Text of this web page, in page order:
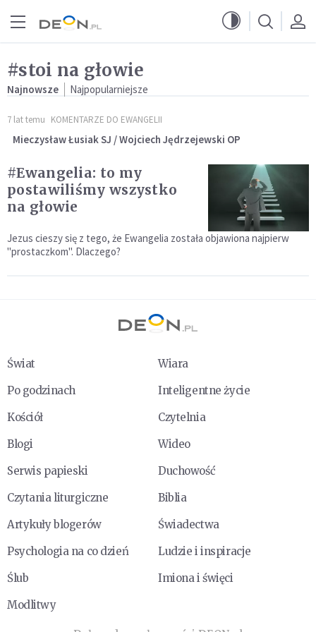
#stoi na głowie
Najnowsze Najpopularniejsze
7 lat temu KOMENTARZE DO EWANGELII
Mieczysław Łusiak SJ / Wojciech Jędrzejewski OP
#Ewangelia: to my
postawiliśmy wszystko
na głowie
Jezus cieszy się z tego, że Ewangelia została objawiona najpierw
"prostaczkom". Dlaczego?
Świat
Wiara
Po godzinach
Inteligentne życie
Kościół
Czytelnia
Blogi
Wideo
Serwis papieski
Duchowość
Czytania liturgiczne
Biblia
Artykuły blogerów
Świadectwa
Psychologia na co dzień
Ludzie i inspiracje
Ślub
Imiona i święci
Modlitwy